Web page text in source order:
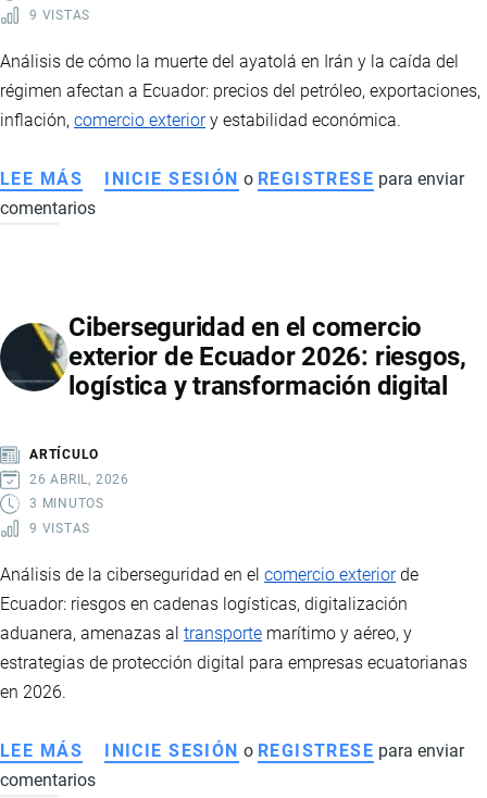
9 VISTAS
Análisis de cómo la muerte del ayatolá en Irán y la caída del
régimen afectan a Ecuador: precios del petróleo, exportaciones,
inflación, comercio exteriory estabilidad económica.
LEE MÁS SOBRE
CRISIS
LA
MUERTE
DEL
SU
IMPACTO
EN
ECONOMÍA
DE
INICIE SESIÓN o REGISTRESE para enviar
comentarios
Ciberseguridad en el comercio
exterior de Ecuador 2026: riesgos,
logística y transformación digital
ARTÍCULO
26 ABRIL, 2026
3 MINUTOS
9 VISTAS
Análisis de la ciberseguridad en el comercio exteriorde
Ecuador: riesgos en cadenas logísticas, digitalización
aduanera, amenazas al transporte marítimo y aéreo, y
estrategias de protección digital para empresas ecuatorianas
en 2026.
LEE MÁS SOBRE
CIBERSEGURIDAD
INICIE SESIÓN o REGISTRESE para enviar
comentarios